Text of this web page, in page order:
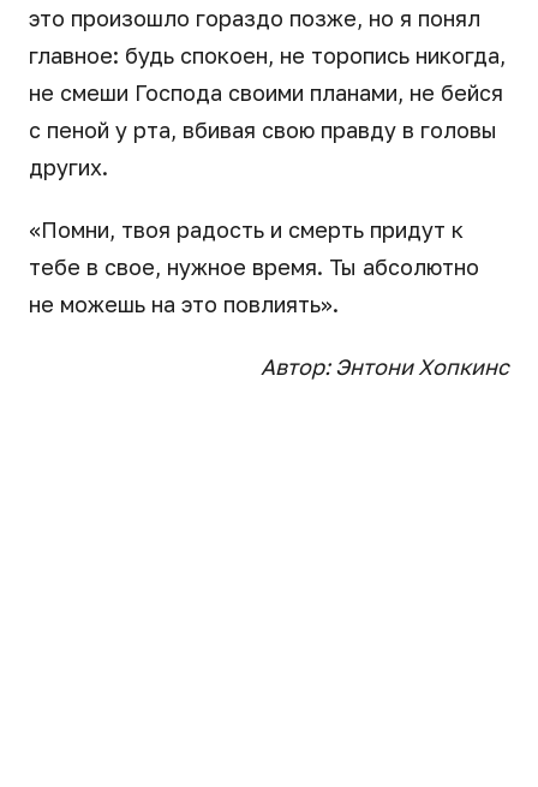
это произошло гораздо позже, но я понял
главное: будь спокоен, не торопись никогда,
не смеши Господа своими планами, не бейся
с пеной у рта, вбивая свою правду в головы
других.
«Помни, твоя радость и смерть придут к
тебе в свое, нужное время. Ты абсолютно
не можешь на это повлиять».
Автор: Энтони Хопкинс